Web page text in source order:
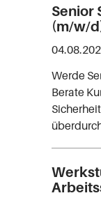
Senior
(m/w/
Werde
Berate